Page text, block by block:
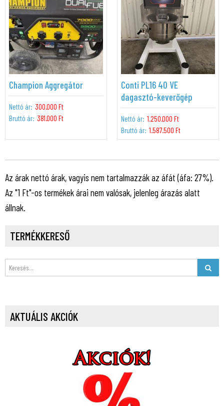
Champion Aggregátor
Nettó ár: 300.000 Ft
Bruttó ár: 381.000 Ft
Conti PL16 40 VE
dagasztó-keverőgép
Nettó ár: 1.250.000 Ft
Bruttó ár: 1.587.500 Ft
Az árak nettó árak, vagyis nem tartalmazzák az áfát (áfa: 27%).
Az "1 Ft"-os termékek árai nem valósak, jelenleg árazás alatt
állnak.
TERMÉKKERESŐ
AKTUÁLIS AKCIÓK